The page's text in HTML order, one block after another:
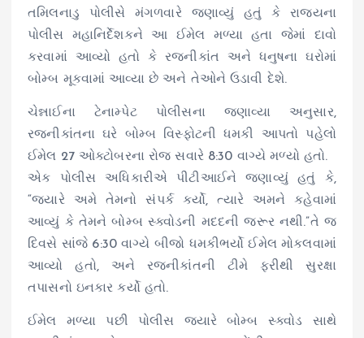
તમિલનાડુ પોલીસે મંગળવારે જણાવ્યું હતું કે રાજ્યના
પોલીસ મહાનિર્દેશકને આ ઈમેલ મળ્યા હતા જેમાં દાવો
કરવામાં આવ્યો હતો કે રજનીકાંત અને ધનુષના ઘરોમાં
બોમ્બ મૂકવામાં આવ્યા છે અને તેઓને ઉડાવી દેશે.
ચેન્નાઈના ટેનામ્પેટ પોલીસના જણાવ્યા અનુસાર,
રજનીકાંતના ઘરે બોમ્બ વિસ્ફોટની ધમકી આપતો પહેલો
ઈમેલ 27 ઓક્ટોબરના રોજ સવારે 8:30 વાગ્યે મળ્યો હતો.
એક પોલીસ અધિકારીએ પીટીઆઈને જણાવ્યું હતું કે,
“જ્યારે અમે તેમનો સંપર્ક કર્યો, ત્યારે અમને કહેવામાં
આવ્યું કે તેમને બોમ્બ સ્ક્વોડની મદદની જરૂર નથી.”તે જ
દિવસે સાંજે 6:30 વાગ્યે બીજો ધમકીભર્યો ઈમેલ મોકલવામાં
આવ્યો હતો, અને રજનીકાંતની ટીમે ફરીથી સુરક્ષા
તપાસનો ઇનકાર કર્યો હતો.
ઈમેલ મળ્યા પછી પોલીસ જ્યારે બોમ્બ સ્ક્વોડ સાથે